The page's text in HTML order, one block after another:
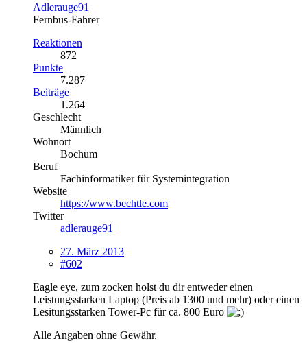
Adlerauge91
Fernbus-Fahrer
Reaktionen
872
Punkte
7.287
Beiträge
1.264
Geschlecht
Männlich
Wohnort
Bochum
Beruf
Fachinformatiker für Systemintegration
Website
https://www.bechtle.com
Twitter
adlerauge91
27. März 2013
#602
Eagle eye, zum zocken holst du dir entweder einen
Leistungsstarken Laptop (Preis ab 1300 und mehr) oder einen
Lesitungsstarken Tower-Pc für ca. 800 Euro
Alle Angaben ohne Gewähr.